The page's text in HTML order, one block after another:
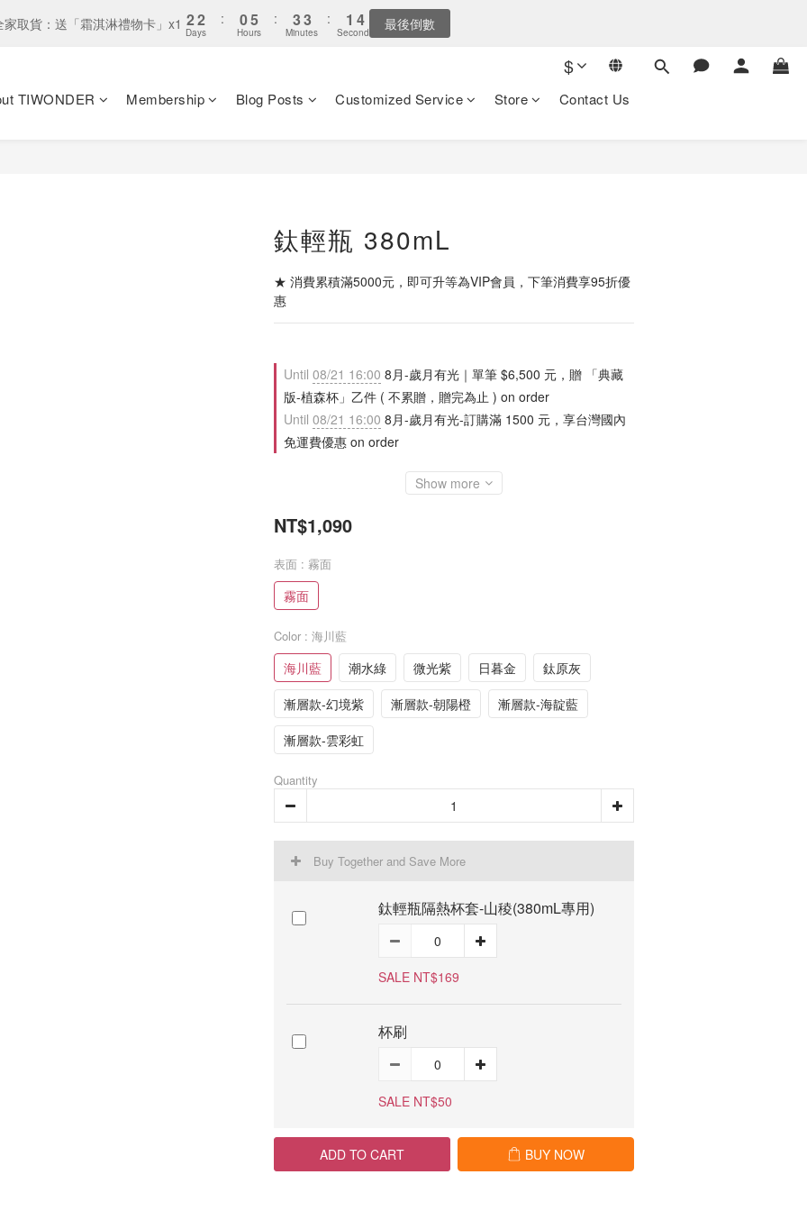
取貨：送「霜淇淋禮物卡」x1 2
1
2
1
Days
:
05
4
1
Hours
:
3
2
3
2
Minutes
:
1
0
3
2
Seconds 最後倒數
$
TIWONDER Membership Blog Posts Customized Service Store Contact Us
鈦輕瓶 380mL
★ 消費累積滿5000元，即可升等為VIP會員，下筆消費享95折優
惠
Until 08/21 16:00 8月-歲月有光｜單筆 $6,500 元，贈 「典藏
版-植森杯」乙件 ( 不累贈，贈完為止 ) on order
Until 08/21 16:00 8月-歲月有光-訂購滿 1500 元，享台灣國內
免運費優惠 on order
Show more
NT$1,090
表面 : 霧面
霧面
Color : 海川藍
海川藍 潮水綠 微光紫 日暮金
鈦原灰
漸層款-幻境紫
漸層款-朝陽橙
漸層款-海靛藍
漸層款-雲彩虹
Quantity
Buy Together and Save More
鈦輕瓶隔熱杯套-山稜(380mL專用)
SALE NT$169
杯刷
SALE NT$50
ADD TO CART BUY NOW